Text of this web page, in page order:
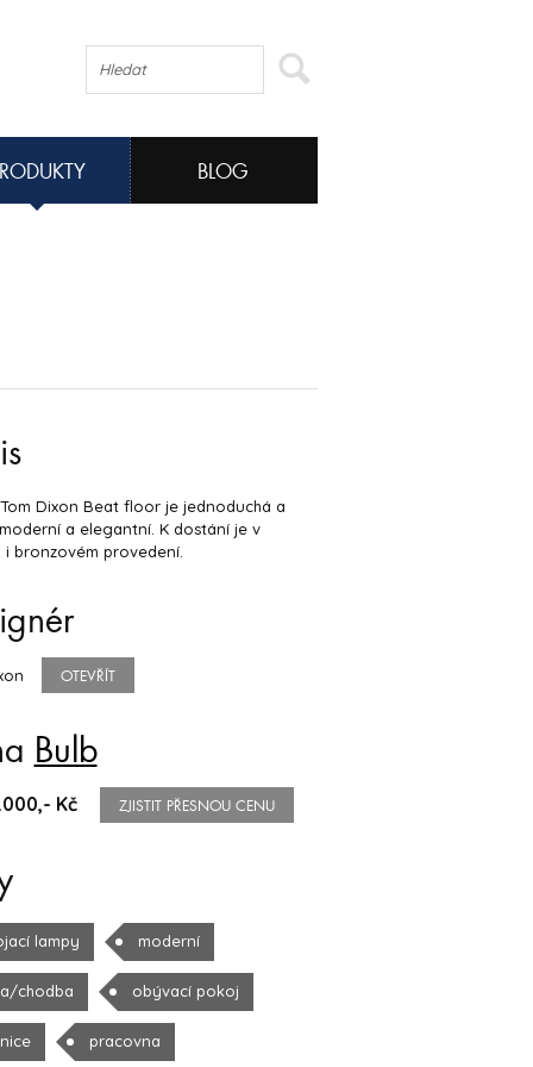
BLOG
Dixon Beat floor je jednoduchá a
a elegantní. K dostání je v
i bronzovém provedení.
OTEVŘÍT
Bulb
Kč ZJISTIT PŘESNOU CENU
lampy moderní
chodba obývací pokoj
pracovna